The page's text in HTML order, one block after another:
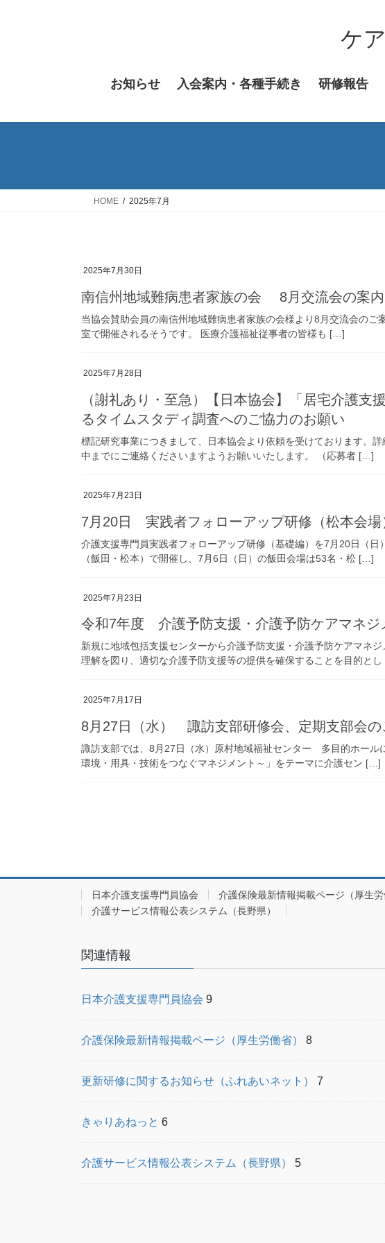
キ
に
ケ
お知らせ 入会案内・各種手続き 研修報告
HOME 2025年7月
2025年7月30日
南信州地域難病患者家族の会 8月交流会の案内
当協会賛助会員の南信州地域難病患者家族の会様より8月交流会
室で開催されるそうです。 医療介護福祉従事者の皆様も […]
2025年7月28日
（謝礼あり・至急）【日本協会】「居宅介護
るタイムスタディ調査へのご協力のお願い
標記研究事業につきまして、日本協会より依頼を受けております。
中までにご連絡くださいますようお願いいたします。 （応募者 […]
2025年7月23日
7月20日 実践者フォローアップ研修（松本会場
介護支援専門員実践者フォローアップ研修（基礎編）を7月20日（
（飯田・松本）で開催し、7月6日（日）の飯田会場は53名・松 […]
2025年7月23日
令和7年度 介護予防支援・介護予防ケアマネジ
新規に地域包括支援センターから介護予防支援・介護予防ケアマネ
理解を図り、適切な介護予防支援等の提供を確保することを目的と
2025年7月17日
8月27日（水） 諏訪支部研修会、定期支部会の
諏訪支部では、8月27日（水）原村地域福祉センター 多目的ホー
環境・用具・技術をつなぐマネジメント～」をテーマに介護セン […]
ペ
ー
ジ
り
日本介護支援専門員協会 介護保険最新情報掲載ページ（厚生労
介護サービス情報公表システム（長野県）
関連情報
日本介護支援専門員協会 9
介護保険最新情報掲載ページ（厚生労働省） 8
更新研修に関するお知らせ（ふれあいネット） 7
きゃりあねっと 6
介護サービス情報公表システム（長野県） 5